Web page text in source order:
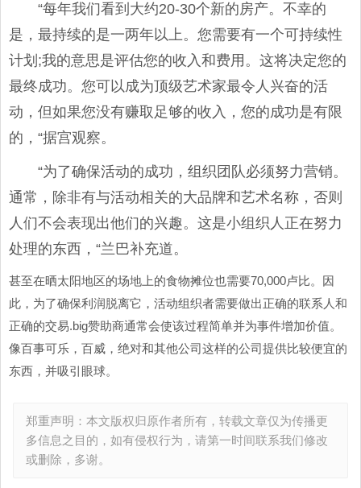
“每年我们看到大约20-30个新的房产。不幸的
是，最持续的是一两年以上。您需要有一个可持续性
计划;我的意思是评估您的收入和费用。这将决定您的
最终成功。您可以成为顶级艺术家最令人兴奋的活
动，但如果您没有赚取足够的收入，您的成功是有限
的，“据宫观察。
“为了确保活动的成功，组织团队必须努力营销。
通常，除非有与活动相关的大品牌和艺术名称，否则
人们不会表现出他们的兴趣。这是小组织人正在努力
处理的东西，“兰巴补充道。
甚至在晒太阳地区的场地上的食物摊位也需要70,000卢比。因
此，为了确保利润脱离它，活动组织者需要做出正确的联系人和
正确的交易.big赞助商通常会使该过程简单并为事件增加价值。
像百事可乐，百威，绝对和其他公司这样的公司提供比较便宜的
东西，并吸引眼球。
郑重声明：本文版权归原作者所有，转载文章仅为传播更
多信息之目的，如有侵权行为，请第一时间联系我们修改
或删除，多谢。